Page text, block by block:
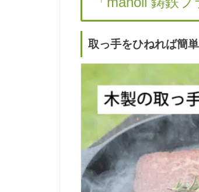
取っ手をひねれば簡